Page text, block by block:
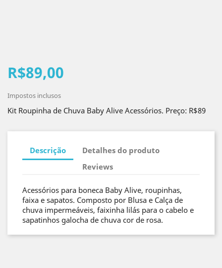
R$89,00
Impostos inclusos
Kit Roupinha de Chuva Baby Alive Acessórios. Preço: R$89
Descrição
Detalhes do produto
Reviews
Acessórios para boneca Baby Alive, roupinhas,
faixa e sapatos. Composto por Blusa e Calça de
chuva impermeáveis, faixinha lilás para o cabelo e
sapatinhos galocha de chuva cor de rosa.